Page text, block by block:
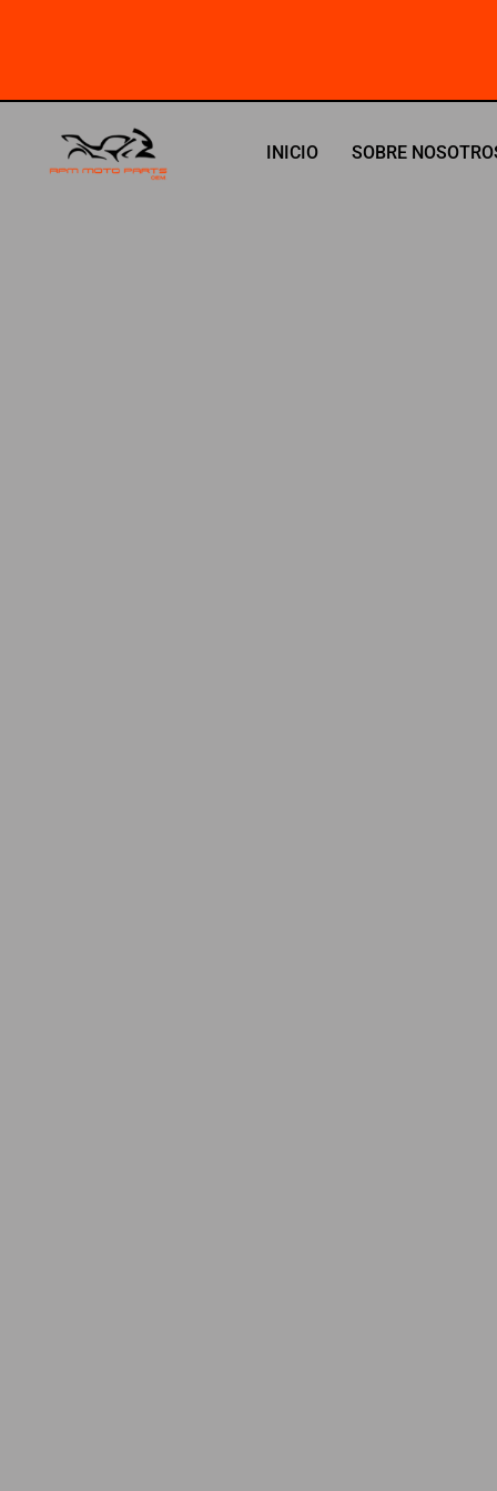
INICIO SOBRE